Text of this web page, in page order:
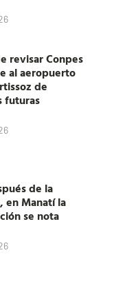
revisar Conpes
al aeropuerto
de
futuras
de la
en Manatí la
se nota